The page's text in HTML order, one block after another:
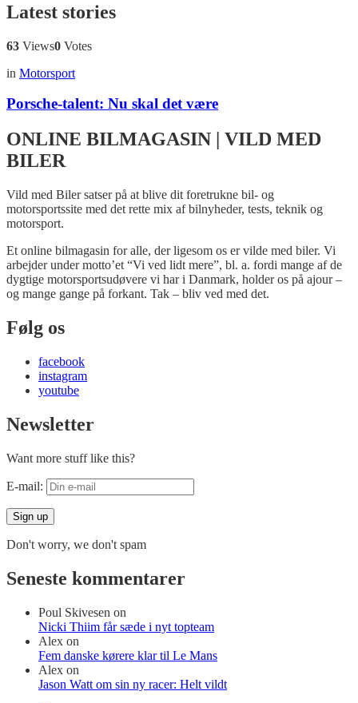
Latest stories
63 Views0 Votes
in Motorsport
Porsche-talent: Nu skal det være
ONLINE BILMAGASIN | VILD MED
BILER
Vild med Biler satser på at blive dit foretrukne bil- og
motorsportssite med det rette mix af bilnyheder, tests, teknik og
motorsport.
Et online bilmagasin for alle, der ligesom os er vilde med biler. Vi
arbejder under motto’et “Vi ved lidt mere”, bl. a. fordi mange af de
dygtige motorsportsudøvere vi har i Danmark, holder os på ajour –
og mange gange på forkant. Tak – bliv ved med det.
Følg os
facebook
instagram
youtube
Newsletter
Want more stuff like this?
E-mail:
Don't worry, we don't spam
Seneste kommentarer
Poul Skivesen on
Nicki Thiim får sæde i nyt topteam
Alex on
Fem danske kørere klar til Le Mans
Alex on
Jason Watt om sin ny racer: Helt vildt